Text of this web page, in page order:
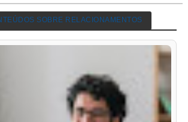
SOBRE RELACIONAMENTOS